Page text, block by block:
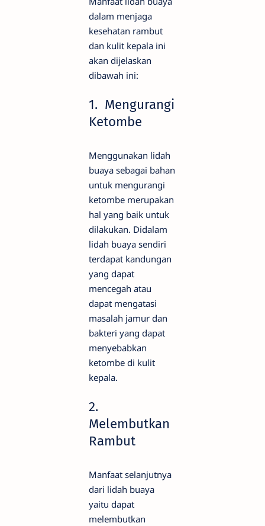
dalam menjaga
kesehatan rambut
dan kulit kepala ini
akan dijelaskan
dibawah ini:
1. Mengurangi
Ketombe
Menggunakan lidah
buaya sebagai bahan
untuk mengurangi
ketombe merupakan
hal yang baik untuk
dilakukan. Didalam
lidah buaya sendiri
terdapat kandungan
yang dapat
mencegah atau
dapat mengatasi
masalah jamur dan
bakteri yang dapat
menyebabkan
ketombe di kulit
kepala.
2.
Melembutkan
Rambut
Manfaat selanjutnya
dari lidah buaya
yaitu dapat
melembutkan